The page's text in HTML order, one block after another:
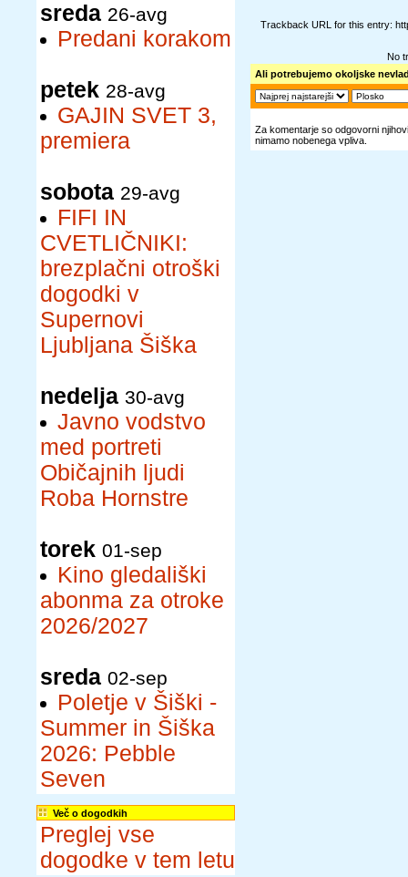
sreda 26-avg
Predani korakom
petek 28-avg
GAJIN SVET 3,
premiera
sobota 29-avg
FIFI IN
CVETLIČNIKI:
brezplačni otroški
dogodki v
Supernovi
Ljubljana Šiška
nedelja 30-avg
Javno vodstvo
med portreti
Običajnih ljudi
Roba Hornstre
torek 01-sep
Kino gledališki
abonma za otroke
2026/2027
sreda 02-sep
Poletje v Šiški -
Summer in Šiška
2026: Pebble
Seven
Več o dogodkih
Preglej vse
dogodke v tem letu
Trackback URL for this entry:
No
Ali potrebujemo okoljske
Za komentarje so odgovorni
nimamo nobenega vpliva.